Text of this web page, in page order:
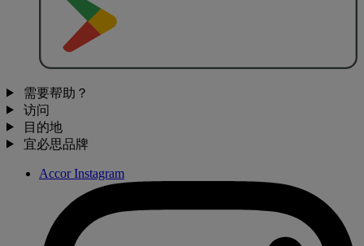
需要帮助？
访问
目的地
宜必思品牌
Accor Instagram